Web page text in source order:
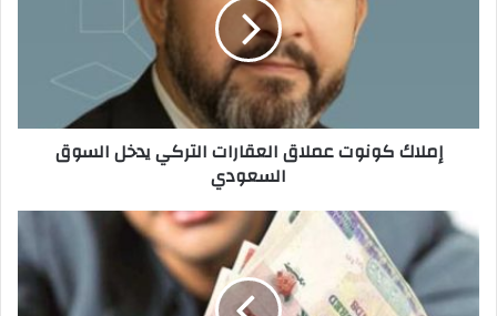
إملاك كونوت عملاق العقارات التركي يدخل السوق
السعودي
6.8
تريليون
مدخرات